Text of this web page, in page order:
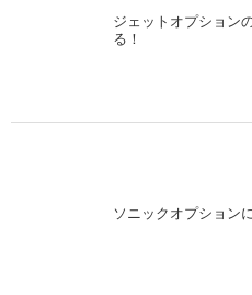
ジェットオプション
る！
ソニックオプション